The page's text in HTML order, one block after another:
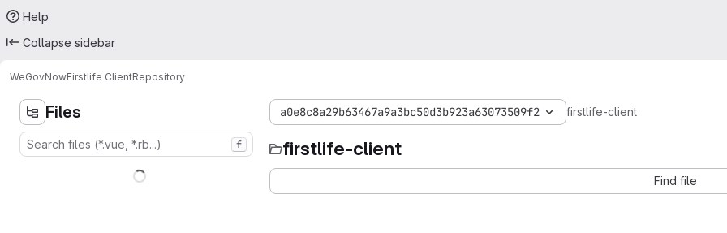
Help
Collapse sidebar
WeGovNowFirstlife ClientRepository
Files
f
a0e8c8a29b63467a9a3bc50d3b923a63073509f2 firstlife-client
firstlife-client
Find file